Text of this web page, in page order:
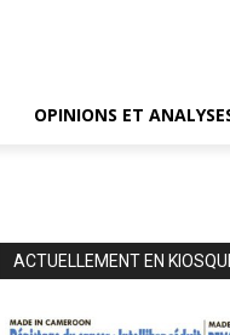
OPINIONS ET
ACTUELLEMENT EN